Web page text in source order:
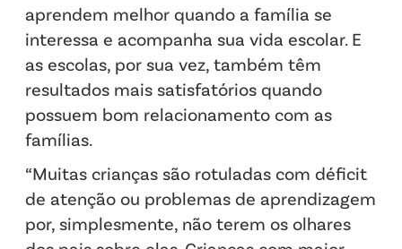
aprendem melhor quando a família se
interessa e acompanha sua vida escolar. E
as escolas, por sua vez, também têm
resultados mais satisfatórios quando
possuem bom relacionamento com as
famílias.
“Muitas crianças são rotuladas com déficit
de atenção ou problemas de aprendizagem
por, simplesmente, não terem os olhares